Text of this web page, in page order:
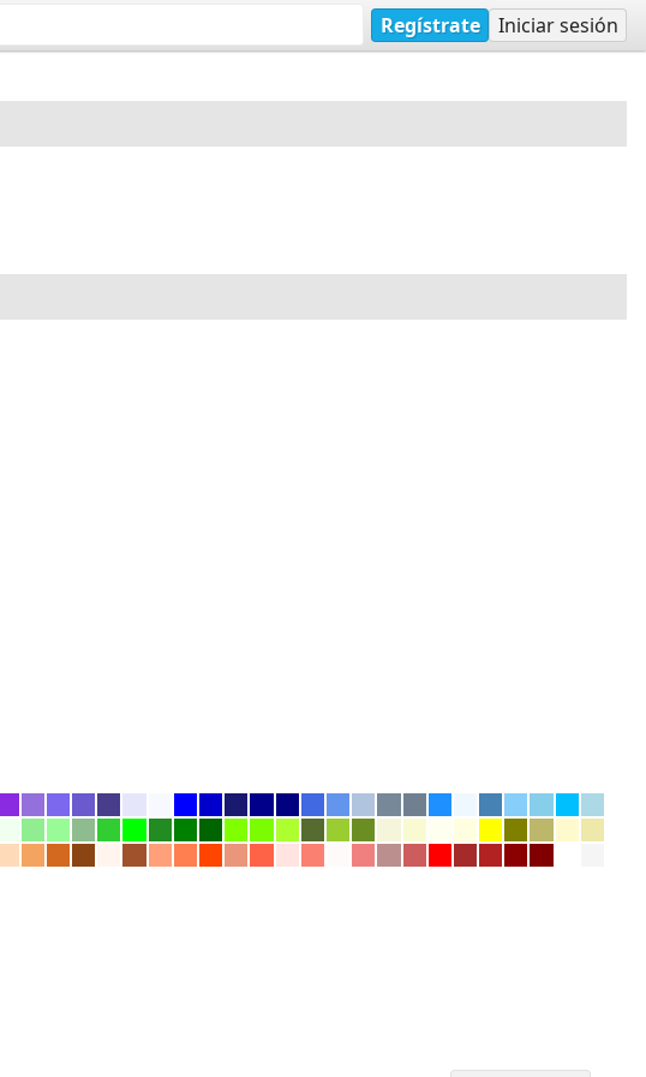
Regístrate Iniciar sesión